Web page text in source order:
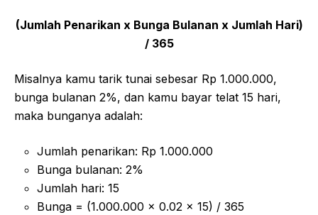
(Jumlah Penarikan x Bunga Bulanan x Jumlah Hari)
/ 365
Misalnya kamu tarik tunai sebesar Rp 1.000.000,
bunga bulanan 2%, dan kamu bayar telat 15 hari,
maka bunganya adalah:
Jumlah penarikan: Rp 1.000.000
Bunga bulanan: 2%
Jumlah hari: 15
Bunga = (1.000.000 x 0.02 x 15) / 365